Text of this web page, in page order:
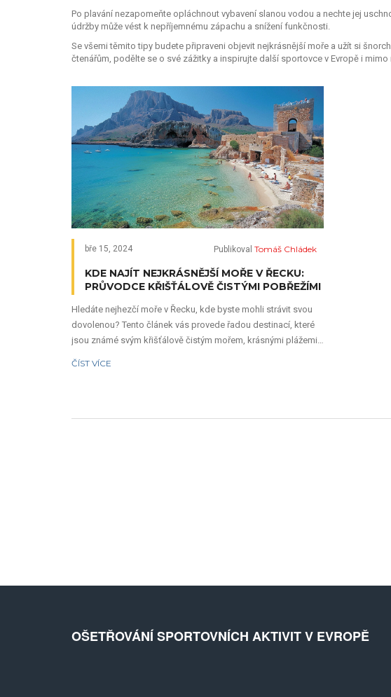
Po plavání nezapomeňte opláchnout vybavení slanou vodou a nechte jej
údržby může vést k nepříjemnému zápachu a snížení funkčnosti.
Se všemi těmito tipy budete připraveni objevit nejkrásnější moře a užít si
čtenářům, podělte se o své zážitky a inspirujte další sportovce v Evropě i mimo
bře 15, 2024 Publikoval Tomáš Chládek
KDE NAJÍT NEJKRÁSNĚJŠÍ MOŘE V ŘECKU:
PRŮVODCE KŘIŠŤÁLOVĚ ČISTÝMI POBŘEŽÍMI
Hledáte nejhezčí moře v Řecku, kde byste mohli strávit svou
dovolenou? Tento článek vás provede řadou destinací, které
jsou známé svým křišťálově čistým mořem, krásnými plážemi
ČÍST VÍCE
OŠETŘOVÁNÍ SPORTOVNÍCH AKTIVIT V EVROPĚ